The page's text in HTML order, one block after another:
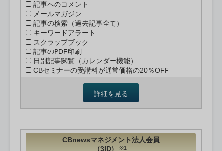
記事へのコメント
メールマガジン
記事の検索（過去記事全て）
キーワードアラート
スクラップブック
記事のPDF印刷
日別記事閲覧（カレンダー機能）
CBセミナーの受講料が通常価格の20％OFF
詳細を見る
CBnewsマネジメント法人会員
（3ID）
※1